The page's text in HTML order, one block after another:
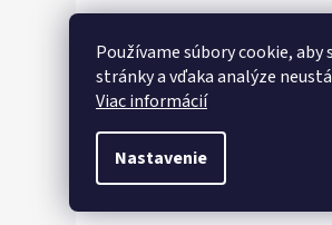
Používame súbory cookie,
stránky a vďaka analýze
Viac informácií
Nastavenie